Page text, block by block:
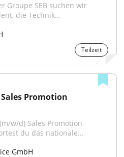
Groupe SEB suchen wir
die Technik...
Teilzeit
Promotion
w/d) Sales Promotion
du das nationale...
GmbH